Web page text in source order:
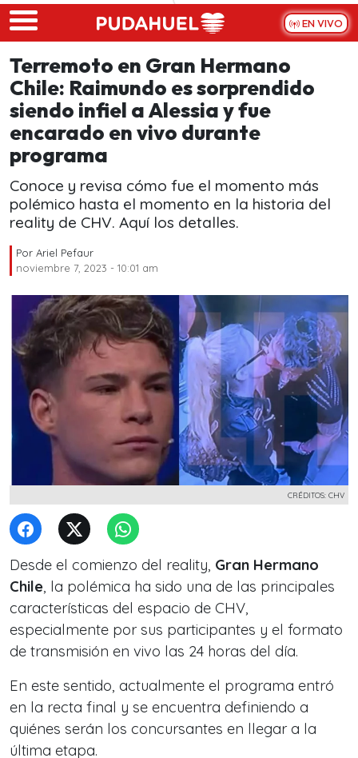
Skip to main content
EN VIVO
Terremoto en Gran Hermano
Chile: Raimundo es sorprendido
siendo infiel a Alessia y fue
encarado en vivo durante
programa
Conoce y revisa cómo fue el momento más
polémico hasta el momento en la historia del
reality de CHV. Aquí los detalles.
Por Ariel Pefaur
noviembre 7, 2023 - 10:01 am
CRÉDITOS: CHV
Desde el comienzo del reality, Gran Hermano
Chile, la polémica ha sido una de las principales
características del espacio de CHV,
especialmente por sus participantes y el formato
de transmisión en vivo las 24 horas del día.
En este sentido, actualmente el programa entró
en la recta final y se encuentra definiendo a
quiénes serán los concursantes en llegar a la
última etapa.